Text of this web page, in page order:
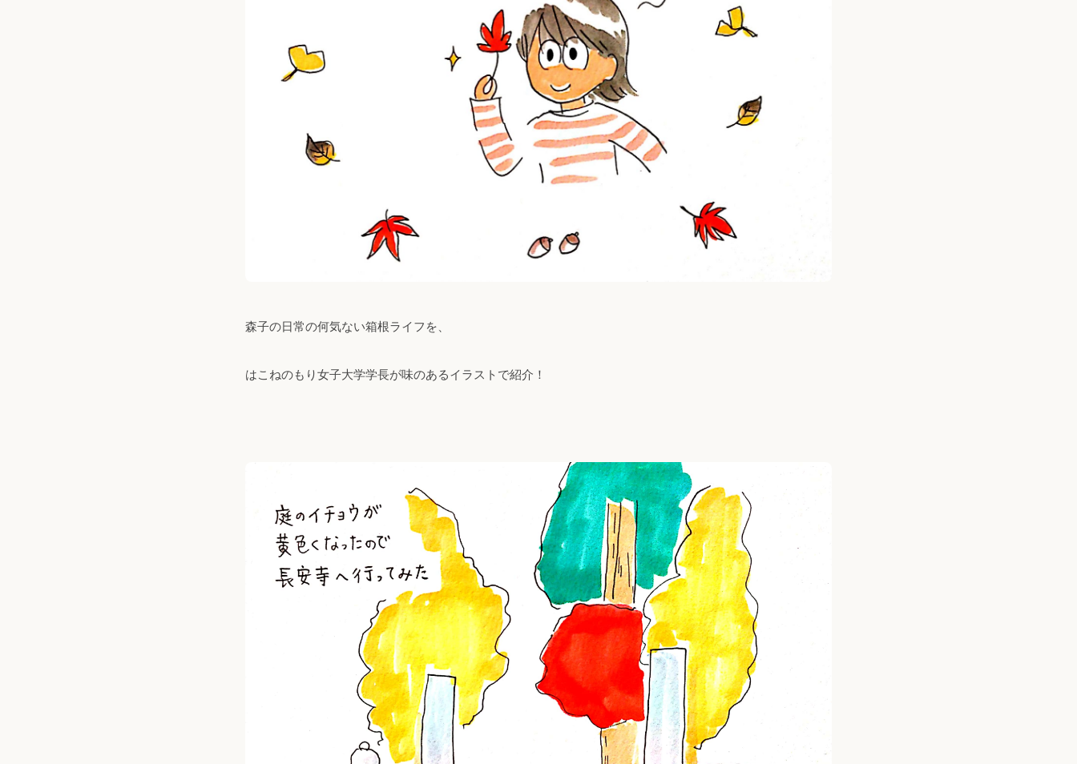
森子の日常の何気ない箱根ライフを、
はこねのもり女子大学学長が味のあるイラストで紹介！